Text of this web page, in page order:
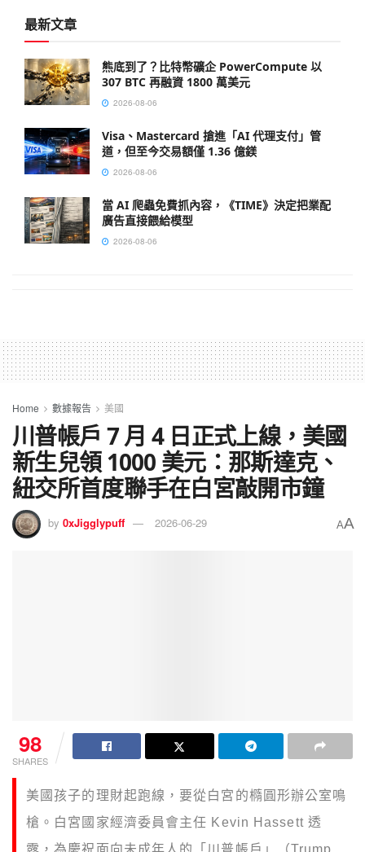
最新文章
熊底到了？比特幣礦企 PowerCompute 以
307 BTC 再融資 1800 萬美元
2026-08-06
Visa、Mastercard 搶進「AI 代理支付」管
道，但至今交易額僅 1.36 億鎂
2026-08-06
當 AI 爬蟲免費抓內容，《TIME》決定把業配
廣告直接餵給模型
2026-08-06
Home 數據報告 美國
川普帳戶 7 月 4 日正式上線，美國
新生兒領 1000 美元：那斯達克、
紐交所首度聯手在白宮敲開市鐘
by 0xJigglypuff 2026-06-29 AA
98
SHARES
美國孩子的理財起跑線，要從白宮的橢圓形辦公室鳴
槍。白宮國家經濟委員會主任 Kevin Hassett 透